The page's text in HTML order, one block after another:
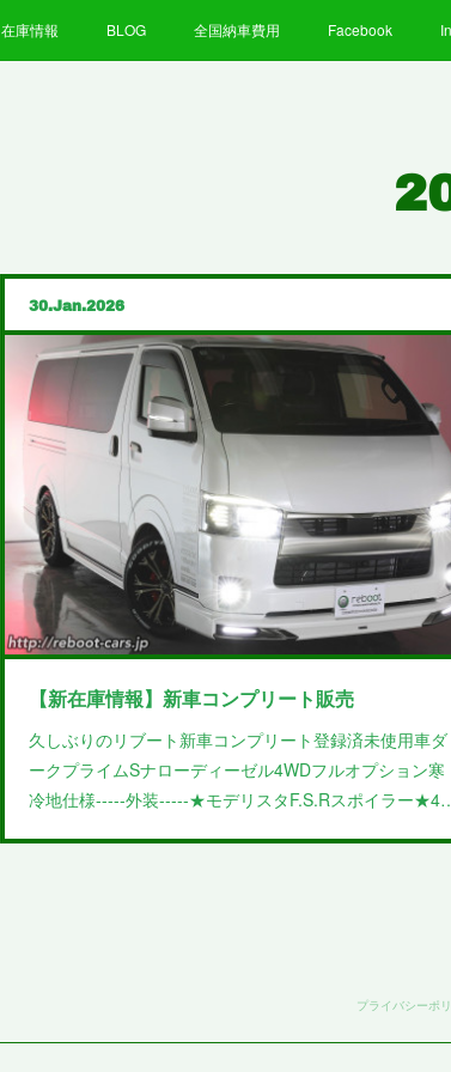
在庫情報 BLOG 全国納車費用 Facebook
30 Jan 2026
【新在庫情報】新車コンプリート販売
久しぶりのリブート新車コンプリート登録済未使用車ダ
ークプライムSナローディーゼル4WDフルオプション寒
冷地仕様-----外装-----★モデリスタF.S.Rスポイラー
プライバシーポ